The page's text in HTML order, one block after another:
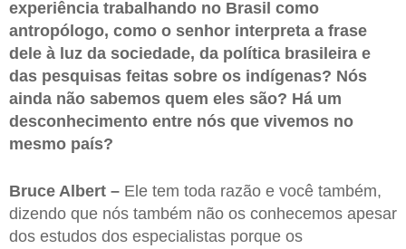
experiência trabalhando no Brasil como
antropólogo, como o senhor interpreta a frase
dele à luz da sociedade, da política brasileira e
das pesquisas feitas sobre os indígenas? Nós
ainda não sabemos quem eles são? Há um
desconhecimento entre nós que vivemos no
mesmo país?
Bruce Albert – Ele tem toda razão e você também,
dizendo que nós também não os conhecemos apesar
dos estudos dos especialistas porque os